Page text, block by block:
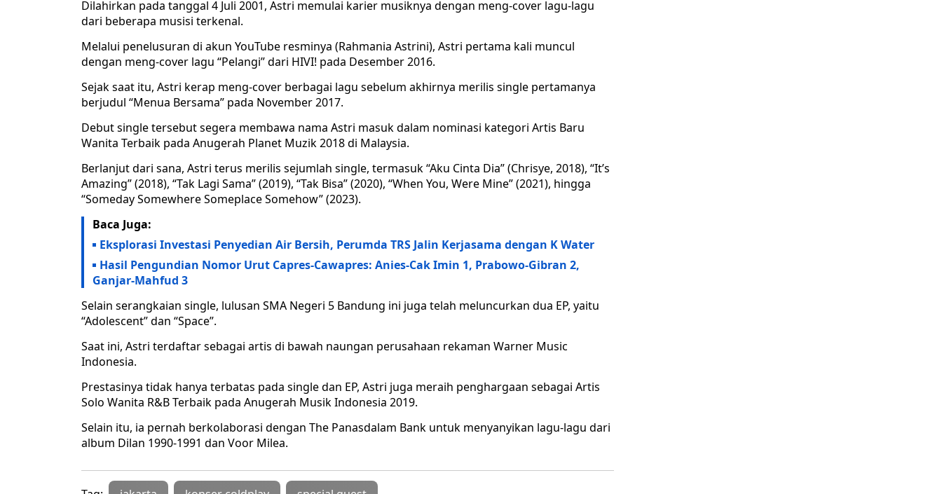
Dilahirkan pada tanggal 4 Juli 2001, Astri memulai karier musiknya dengan meng-cover lagu-lagu
dari beberapa musisi terkenal.
Melalui penelusuran di akun YouTube resminya (Rahmania Astrini), Astri pertama kali muncul
dengan meng-cover lagu “Pelangi” dari HIVI! pada Desember 2016.
Sejak saat itu, Astri kerap meng-cover berbagai lagu sebelum akhirnya merilis single pertamanya
berjudul “Menua Bersama” pada November 2017.
Debut single tersebut segera membawa nama Astri masuk dalam nominasi kategori Artis Baru
Wanita Terbaik pada Anugerah Planet Muzik 2018 di Malaysia.
Berlanjut dari sana, Astri terus merilis sejumlah single, termasuk “Aku Cinta Dia” (Chrisye, 2018), “It’s
Amazing” (2018), “Tak Lagi Sama” (2019), “Tak Bisa” (2020), “When You, Were Mine” (2021), hingga
“Someday Somewhere Someplace Somehow” (2023).
Baca Juga:
Eksplorasi Investasi Penyedian Air Bersih, Perumda TRS Jalin Kerjasama dengan K Water
Hasil Pengundian Nomor Urut Capres-Cawapres: Anies-Cak Imin 1, Prabowo-Gibran 2,
Ganjar-Mahfud 3
Selain serangkaian single, lulusan SMA Negeri 5 Bandung ini juga telah meluncurkan dua EP, yaitu
“Adolescent” dan “Space”.
Saat ini, Astri terdaftar sebagai artis di bawah naungan perusahaan rekaman Warner Music
Indonesia.
Prestasinya tidak hanya terbatas pada single dan EP, Astri juga meraih penghargaan sebagai Artis
Solo Wanita R&B Terbaik pada Anugerah Musik Indonesia 2019.
Selain itu, ia pernah berkolaborasi dengan The Panasdalam Bank untuk menyanyikan lagu-lagu dari
album Dilan 1990-1991 dan Voor Milea.